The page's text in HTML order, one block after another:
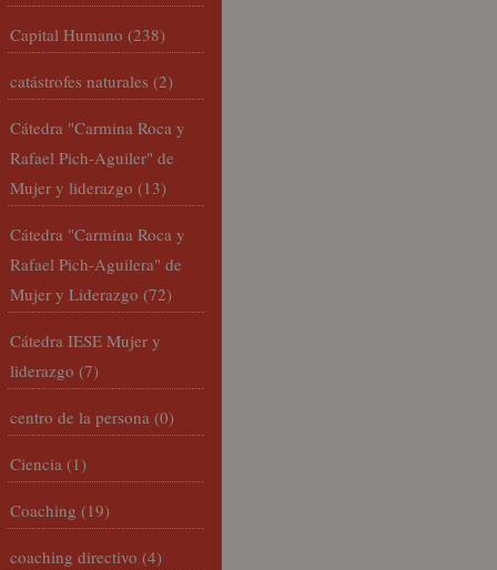
Capital Humano (238)
catástrofes naturales (2)
Cátedra "Carmina Roca y
Rafael Pich-Aguiler" de
Mujer y liderazgo (13)
Cátedra "Carmina Roca y
Rafael Pich-Aguilera" de
Mujer y Liderazgo (72)
Cátedra IESE Mujer y
liderazgo (7)
centro de la persona (0)
Ciencia (1)
Coaching (19)
coaching directivo (4)